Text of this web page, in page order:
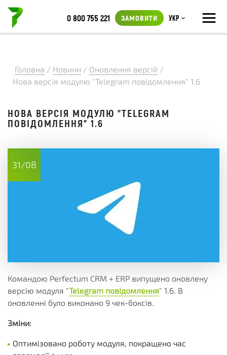
≡
0 800 755 221 ЗАМОВИТИ Укр
Головна / Новини / Оновлення версій /
Нова версія модулю "Telegram повідомлення" 1.6
НОВА ВЕРСІЯ МОДУЛЮ "TELEGRAM
ПОВІДОМЛЕННЯ" 1.6
31/08
Командою Perfectum CRM + ERP випущено оновлену
версію модуля "Telegram повідомлення" 1.6. В
оновленні було виконано 9 чек-боксів.
Зміни:
Оптимізовано роботу модуля, покращено час